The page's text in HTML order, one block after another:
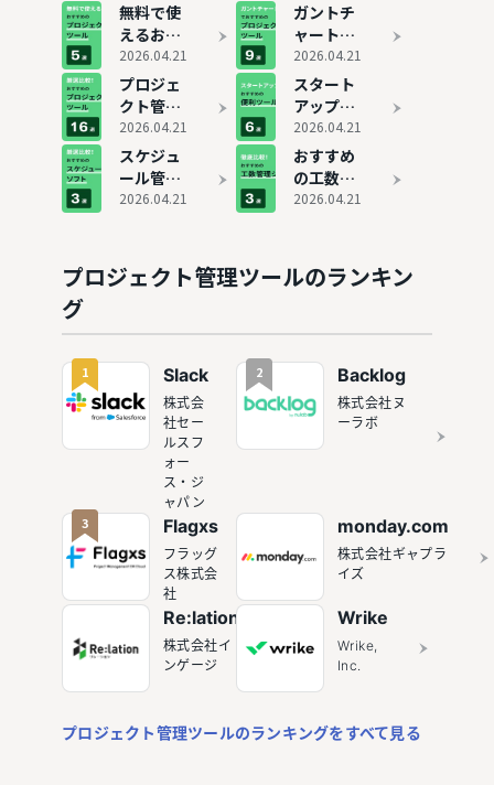
無料で使
えるおす
すめプロ
ジェクト
管理ツー
ル5選！
無料版と
有料版の
違いも解
説！
2026.04.21
ガントチ
ャート付
きプロジ
ェクト管
理ツール
おすすめ
9選
2026.04.21
プロジェ
クト管理
ツールお
すすめ16
選を比較
2026.04.21
スタート
アップ企
業向けで
おすすめ
のツール
7選
2026.04.21
スケジュ
ール管理
でおすす
2026.04.21
おすすめ
の工数管
理システ
2026.04.21
プロジェクト管理ツールのランキン
グ
1 Slack
株式会
社セー
ルスフ
ォー
ス・ジ
ャパン
2 Backlog
株式会社ヌ
ーラボ
3 Flagxs
フラッグ
ス株式会
社
monday.com
株式会社ギャプラ
イズ
Re:lation
株式会社イ
ンゲージ
Wrike
Wrike,
Inc.
プロジェクト管理ツールのランキングをすべて見る